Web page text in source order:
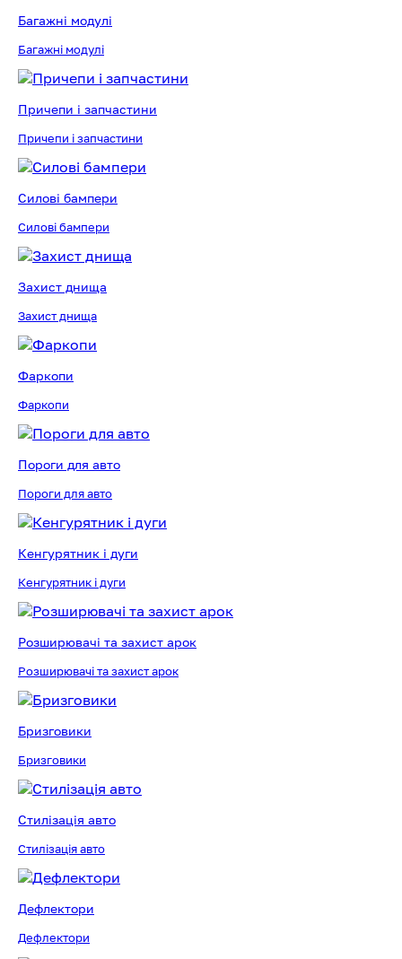
Багажні модулі
Багажні модулі
Причепи і запчастини
Причепи і запчастини
Силові бампери
Силові бампери
Захист днища
Захист днища
Фаркопи
Фаркопи
Пороги для авто
Пороги для авто
Кенгурятник і дуги
Кенгурятник і дуги
Розширювачі та захист арок
Розширювачі та захист арок
Бризговики
Бризговики
Стилізація авто
Стилізація авто
Дефлектори
Дефлектори